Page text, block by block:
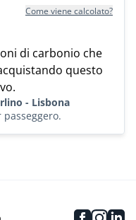
Come viene calcolato?
di carbonio che
questo
- Lisbona
passeggero.